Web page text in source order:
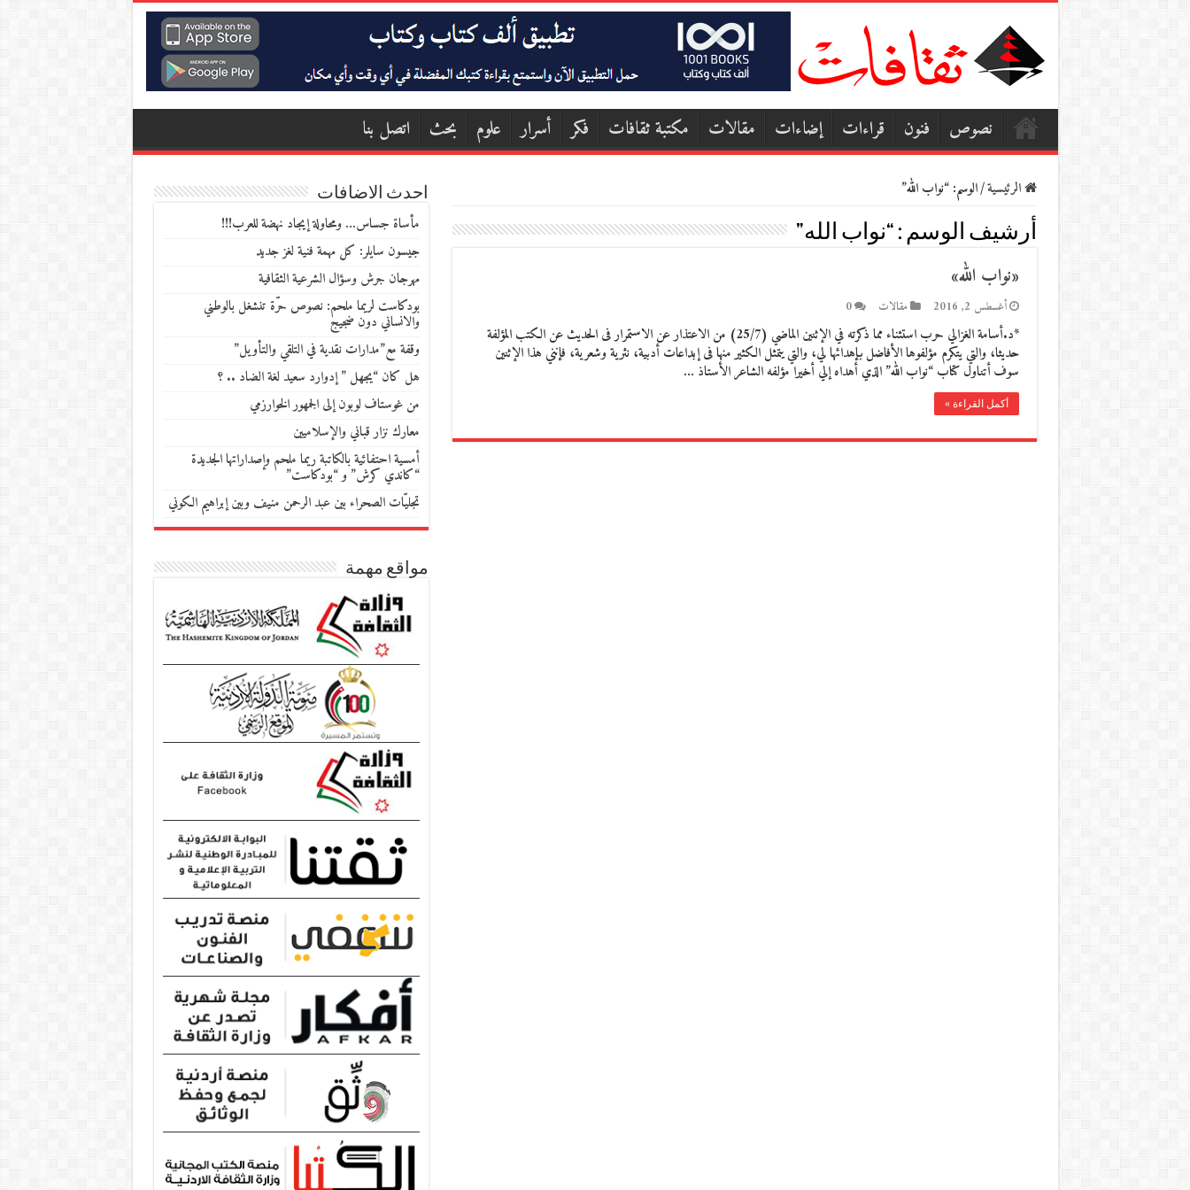
نصوص فنون قراءات إضاءات مقالات مكتبة ثقافات فكر أسرار علوم بحث اتصل بنا
الرئيسية/الوسم:“نواب الله”
أرشيف الوسم : “نواب الله”
«نواب الله»
أغسطس 2, 2016 مقالات 0
*د.أسامة الغزالي حرب استثناء مما ذكرته في الإثنين الماضي (25/7) من الاعتذار عن الاستمرار فى الحديث عن الكتب المؤلفة
حديثا، والتي يتكرم مؤلفوها الأفاضل بإهدائها لي، والتي يتمثل الكثير منها فى إبداعات أدبية، نثرية وشعرية، فإنني هذا الإثنين
سوف أتناول كتاب “نواب الله” الذي أهداه إلي أخيرا مؤلفه الشاعر الأستاذ …
أكمل القراءة »
احدث الاضافات
مأساة جساس… ومحاولة إيجاد نهضة للعرب!!!
جيسون سايلر: كل مهمة فنية لغز جديد
مهرجان جرش وسؤال الشرعية الثقافية
بودكاست لريما ملحم: نصوص حرّة تنشغل بالوطني
والانساني دون ضجيج
وقفة مع”مدارات نقدية في التلقي والتأويل”
هل كان “يجهل ” إدوارد سعيد لغة الضاد .. ؟
من غوستاف لوبون إلى الجمهور الخوارزمي
معارك نزار قباني والإسلاميين
أمسية احتفائية بالكاتبة ريما ملحم وإصداراتها الجديدة
“كاندي كرش” و “بودكاست”
تجليّات الصحراء بين عبد الرحمن منيف وبين إبراهيم الكوني
مواقع مهمة